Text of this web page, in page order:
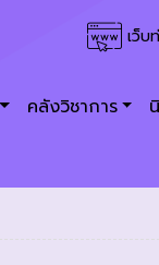
เว็บ
คลังวิชาการ